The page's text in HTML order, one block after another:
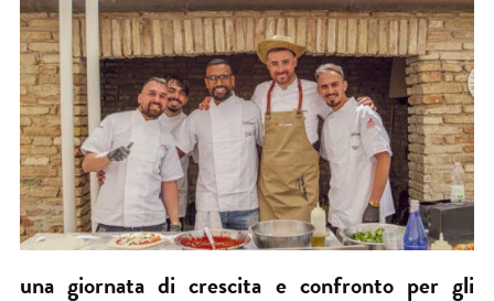
una giornata di crescita e confronto per gli